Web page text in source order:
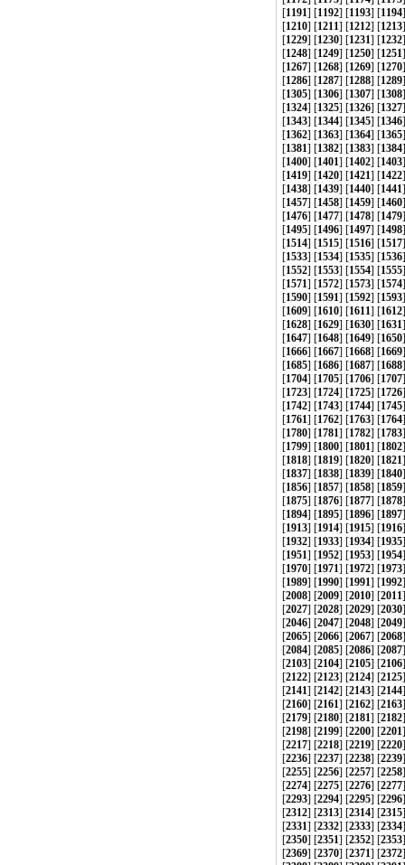
[1191] [1192] [1193] [1194
[1210] [1211] [1212] [1213
[1229] [1230] [1231] [1232
[1248] [1249] [1250] [1251
[1267] [1268] [1269] [1270
[1286] [1287] [1288] [1289
[1305] [1306] [1307] [1308
[1324] [1325] [1326] [1327
[1343] [1344] [1345] [1346
[1362] [1363] [1364] [1365
[1381] [1382] [1383] [1384
[1400] [1401] [1402] [1403
[1419] [1420] [1421] [1422
[1438] [1439] [1440] [1441
[1457] [1458] [1459] [1460
[1476] [1477] [1478] [1479
[1495] [1496] [1497] [1498
[1514] [1515] [1516] [1517
[1533] [1534] [1535] [1536
[1552] [1553] [1554] [1555
[1571] [1572] [1573] [1574
[1590] [1591] [1592] [1593
[1609] [1610] [1611] [1612
[1628] [1629] [1630] [1631
[1647] [1648] [1649] [1650
[1666] [1667] [1668] [1669
[1685] [1686] [1687] [1688
[1704] [1705] [1706] [1707
[1723] [1724] [1725] [1726
[1742] [1743] [1744] [1745
[1761] [1762] [1763] [1764
[1780] [1781] [1782] [1783
[1799] [1800] [1801] [1802
[1818] [1819] [1820] [1821
[1837] [1838] [1839] [1840
[1856] [1857] [1858] [1859
[1875] [1876] [1877] [1878
[1894] [1895] [1896] [1897
[1913] [1914] [1915] [1916
[1932] [1933] [1934] [1935
[1951] [1952] [1953] [1954
[1970] [1971] [1972] [1973
[1989] [1990] [1991] [1992
[2008] [2009] [2010] [2011
[2027] [2028] [2029] [2030
[2046] [2047] [2048] [2049
[2065] [2066] [2067] [2068
[2084] [2085] [2086] [2087
[2103] [2104] [2105] [2106
[2122] [2123] [2124] [2125
[2141] [2142] [2143] [2144
[2160] [2161] [2162] [2163
[2179] [2180] [2181] [2182
[2198] [2199] [2200] [2201
[2217] [2218] [2219] [2220
[2236] [2237] [2238] [2239
[2255] [2256] [2257] [2258
[2274] [2275] [2276] [2277
[2293] [2294] [2295] [2296
[2312] [2313] [2314] [2315
[2331] [2332] [2333] [2334
[2350] [2351] [2352] [2353
[2369] [2370] [2371] [2372